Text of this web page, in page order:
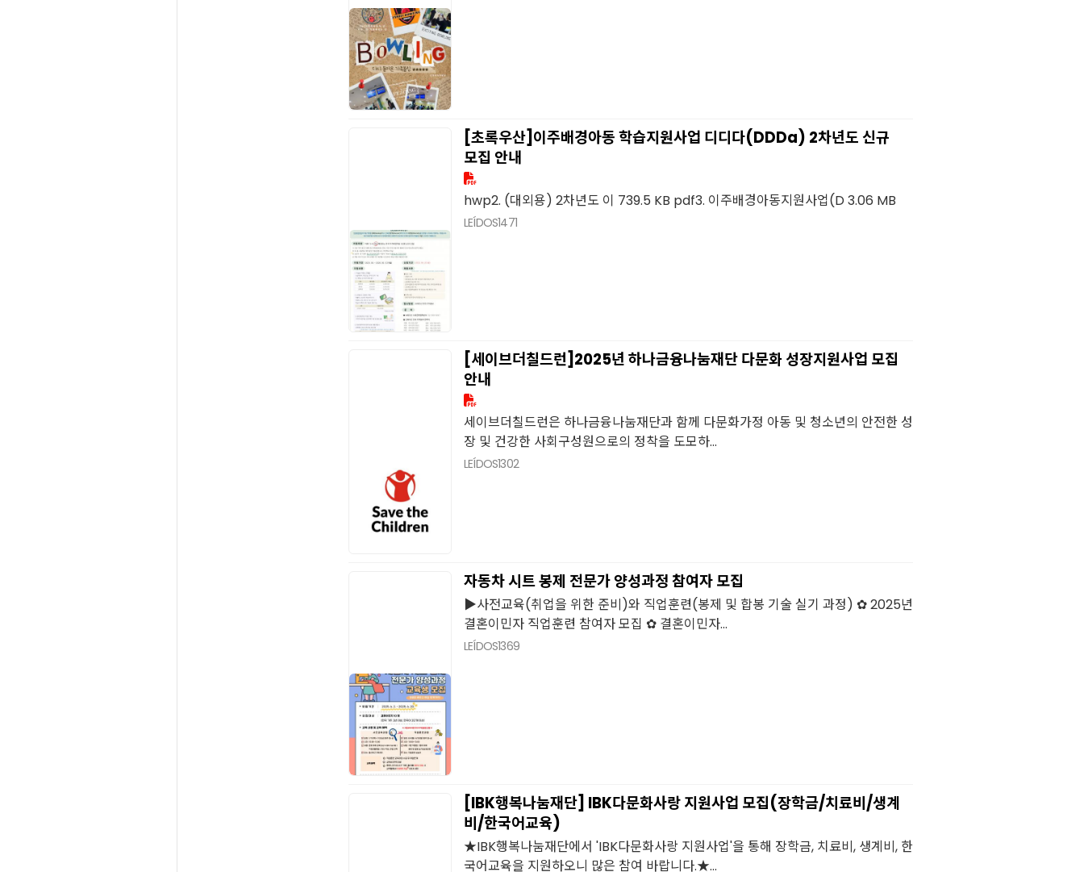
[초록우산]이주배경아동 학습지원사업 디디다(DDDa) 2차년도 신규
모집 안내
hwp2. (대외용) 2차년도 이 739.5 KB pdf3. 이주배경아동지원사업(D 3.06 MB
LEÍDOS1471
[세이브더칠드런]2025년 하나금융나눔재단 다문화 성장지원사업 모집
안내
세이브더칠드런은 하나금융나눔재단과 함께 다문화가정 아동 및 청소년의 안전한 성
장 및 건강한 사회구성원으로의 정착을 도모하...
LEÍDOS1302
자동차 시트 봉제 전문가 양성과정 참여자 모집
▶사전교육(취업을 위한 준비)와 직업훈련(봉제 및 합봉 기술 실기 과정) ✿ 2025년
결혼이민자 직업훈련 참여자 모집 ✿ 결혼이민자...
LEÍDOS1369
[IBK행복나눔재단] IBK다문화사랑 지원사업 모집(장학금/치료비/생계
비/한국어교육)
★IBK행복나눔재단에서 'IBK다문화사랑 지원사업'을 통해 장학금, 치료비, 생계비, 한
국어교육을 지원하오니 많은 참여 바랍니다.★...